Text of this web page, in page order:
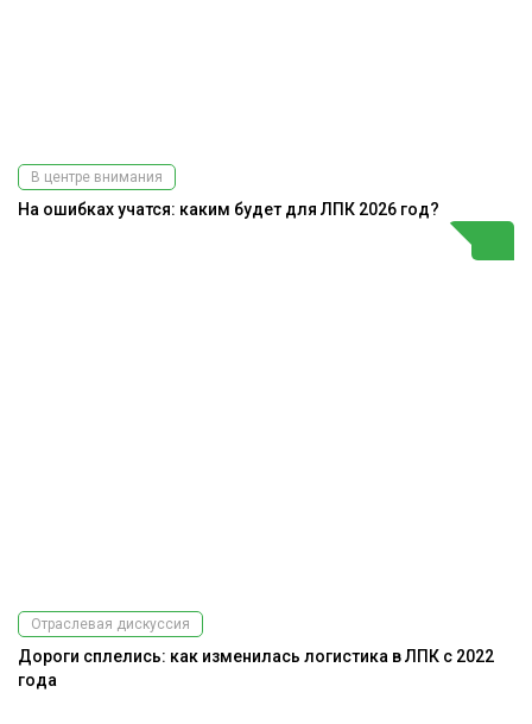
В центре внимания
На ошибках учатся: каким будет для ЛПК 2026 год?
Отраслевая дискуссия
Дороги сплелись: как изменилась логистика в ЛПК с 2022
года